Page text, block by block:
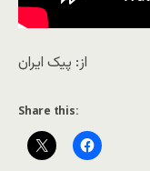
از: پیک ایران
Share this: